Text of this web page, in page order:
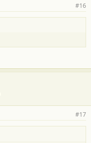
#16
#17